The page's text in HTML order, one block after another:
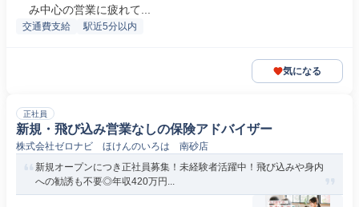
み中心の営業に疲れて...
交通費支給 駅近5分以内
気になる
正社員
新規・飛び込み営業なしの保険アドバイザー
株式会社ゼロナビ ほけんのいろは 南砂店
新規オープンにつき正社員募集！未経験者活躍中！飛び込みや身内
への勧誘も不要◎年収420万円...